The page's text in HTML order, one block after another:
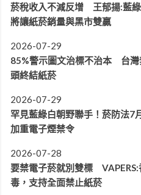
菸稅收入不減反增 王郁揚:藍
將讓紙菸銷量與黑市雙贏
2026-07-29
85%警示圖文治標不治本 台灣
頭終結紙菸
2026-07-29
罕見藍綠白朝野聯手！菸防法7
加重電子煙禁令
2026-07-28
要禁電子菸就別雙標 VAPERS:
毒，支持全面禁止紙菸